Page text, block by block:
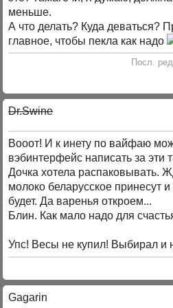
меньше.
А что делать? Куда деваться?
главное, чтобы пекла как надо
Посл.
Dr.Swine
Вооот! И к инету по вайфаю
вэбинтерфейс написать за эти
Дочка хотела распаковывать.
молоко беларусское принесут и
будет. Да варенья откроем...
Блин. Как мало надо для
Упс! Весы не купил! Выбирал и
Gagarin